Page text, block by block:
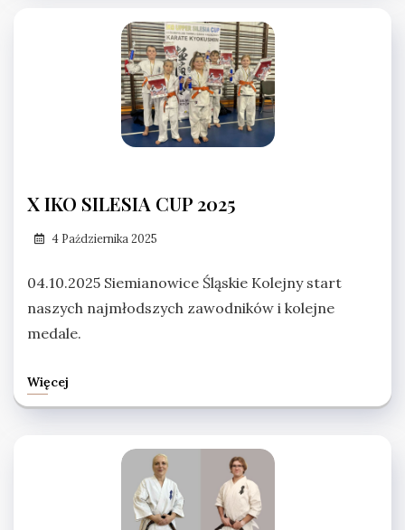
X IKO SILESIA CUP 2025
4 Października 2025
04.10.2025 Siemianowice Śląskie Kolejny start
naszych najmłodszych zawodników i kolejne
medale.
Więcej